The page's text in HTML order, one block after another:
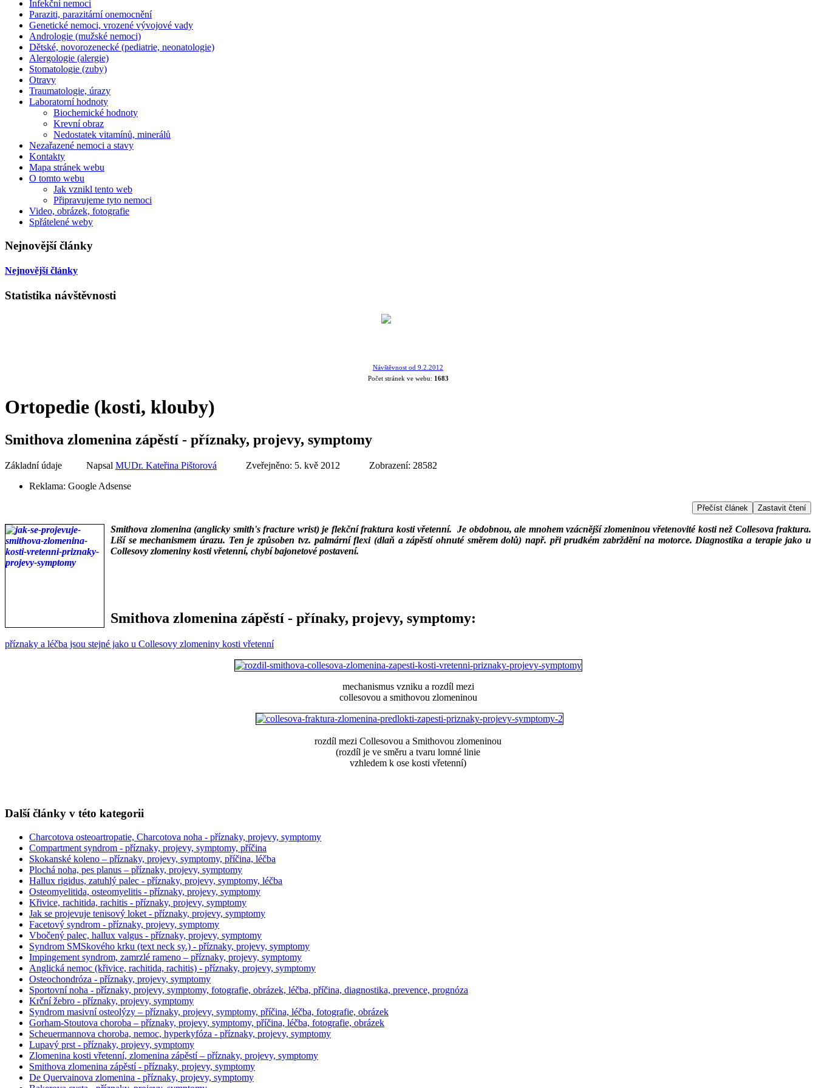
Infekční nemoci
Paraziti, parazitární onemocnění
Genetické nemoci, vrozené vývojové vady
Andrologie (mužské nemoci)
Dětské, novorozenecké (pediatrie, neonatologie)
Alergologie (alergie)
Stomatologie (zuby)
Otravy
Traumatologie, úrazy
Laboratorní hodnoty
Biochemické hodnoty
Krevní obraz
Nedostatek vitamínů, minerálů
Nezařazené nemoci a stavy
Kontakty
Mapa stránek webu
O tomto webu
Jak vznikl tento web
Připravujeme tyto nemoci
Video, obrázek, fotografie
Spřátelené weby
Nejnovější články
Nejnovější články
Statistika návštěvnosti
Návštěvnost od 9.2.2012
Počet stránek ve webu: 1683
Ortopedie (kosti, klouby)
Smithova zlomenina zápěstí - příznaky, projevy, symptomy
Základní údaje Napsal MUDr. Kateřina Pištorová Zveřejněno: 5. kvě 2012
Zobrazení: 28582
Reklama: Google Adsense
Přečíst článek Zastavit čtení
Smithova zlomenina (anglicky smith's fracture wrist) je flekční fraktura kosti vřetenní. Je obdobnou, ale mnohem vzácnější zlomeninou vřetenovité kosti než Collesova fraktura.
Liší se mechanismem úrazu. Ten je způsoben tvz. palmární flexi (dlaň a zápěstí ohnuté směrem dolů) např. při prudkém zabrždění na motorce. Diagnostika a terapie jako u
Collesovy zlomeniny kosti vřetenní, chybí bajonetové postavení.
Smithova zlomenina zápěstí - přínaky, projevy, symptomy:
příznaky a léčba jsou stejné jako u Collesovy zlomeniny kosti vřetenní
mechanismus vzniku a rozdíl mezi
collesovou a smithovou zlomeninou
rozdíl mezi Collesovou a Smithovou zlomeninou
(rozdíl je ve směru a tvaru lomné linie
vzhledem k ose kosti vřetenní)
Další články v této kategorii
Charcotova osteoartropatie, Charcotova noha - příznaky, projevy, symptomy
Compartment syndrom - příznaky, projevy, symptomy, příčina
Skokanské koleno – příznaky, projevy, symptomy, příčina, léčba
Plochá noha, pes planus – příznaky, projevy, symptomy
Hallux rigidus, zatuhlý palec - příznaky, projevy, symptomy, léčba
Osteomyelitida, osteomyelitis - příznaky, projevy, symptomy
Křivice, rachitida, rachitis - příznaky, projevy, symptomy
Jak se projevuje tenisový loket - příznaky, projevy, symptomy
Facetový syndrom - příznaky, projevy, symptomy
Vbočený palec, hallux valgus - příznaky, projevy, symptomy
Syndrom SMSkového krku (text neck sy.) - příznaky, projevy, symptomy
Impingement syndrom, zamrzlé rameno – příznaky, projevy, symptomy
Anglická nemoc (křivice, rachitida, rachitis) - příznaky, projevy, symptomy
Osteochondróza - příznaky, projevy, symptomy
Sportovní noha - příznaky, projevy, symptomy, fotografie, obrázek, léčba, příčina, diagnostika, prevence, prognóza
Krční žebro - příznaky, projevy, symptomy
Syndrom masivní osteolýzy – příznaky, projevy, symptomy, příčina, léčba, fotografie, obrázek
Gorham-Stoutova choroba – příznaky, projevy, symptomy, příčina, léčba, fotografie, obrázek
Scheuermannova choroba, nemoc, hyperkyfóza - příznaky, projevy, symptomy
Lupavý prst - příznaky, projevy, symptomy
Zlomenina kosti vřetenní, zlomenina zápěstí – příznaky, projevy, symptomy
Smithova zlomenina zápěstí - příznaky, projevy, symptomy
De Quervainova zlomenina - příznaky, projevy, symptomy